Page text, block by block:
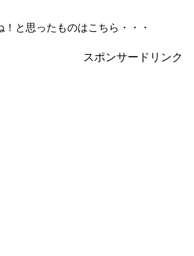
！と思ったものはこちら・・・
スポンサードリンク